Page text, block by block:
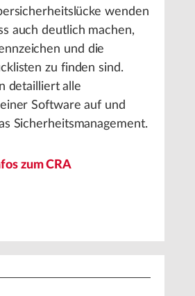
wenden
auch deutlich machen,
und die
zu finden sind.
detailliert alle
Software auf und
Sicherheitsmanagement.
zum CRA